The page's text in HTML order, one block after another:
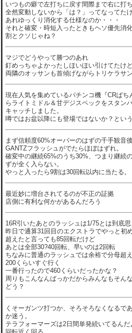
いつもの癖で左打ちに戻す間際まで右に打
全然変動しないから「は？」ってなってた
あれゆっくり消化する仕様なのか・・・
それと確変・時短入ったときもヘソ優先消
割とクソじゃね？
マジでどうやって勝つのあれ
釘めっちゃよかったしほいほい引けてたけ
両隣のオッサンも首傾げながらトリケラサ
現在人気を集めているパチンコ機『CRぱ
らライトミドル＆甘デジスペックをスタン
キャッチしました。
噂ではお盆以降にも登場ではないか？とい
まず信頼度60%オーバーのはずの千手観音
GANTZフラッシュがでたらほぼはずれ。
確変中の継続65%のうち30%、つまり継続
ずが全く入らない。
やっと入ったら9割は30回転以内に当たる。
最近妙に増台されてるのが不正の証拠
店側に有利な何かがあるんだろう
16R引いたあとのラッシュは1/75とは到底
昨日で通算31回目のエクストラでやっと初
超えたと言っても85回転だけど
あとは全部30?40回転、早いのは2回転
ちなみに普通のラッシュでは余裕で分母超
200くらいすぐ行く
一番行ったので460くらいだったかな？
周りもこんなんばっかだからみんなもそん
どう？
くそーガンツ打つか、そろそろなくなるで
か迷う。
テラフォーマーズは2日間単発続いてるん